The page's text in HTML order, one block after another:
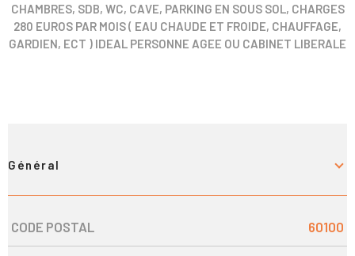
CHAMBRES, SDB, WC, CAVE, PARKING EN SOUS SOL, CHARGES
280 EUROS PAR MOIS ( EAU CHAUDE ET FROIDE, CHAUFFAGE,
GARDIEN, ECT ) IDEAL PERSONNE AGEE OU CABINET LIBERALE
Général
Caractérisque
CODE POSTAL 60100